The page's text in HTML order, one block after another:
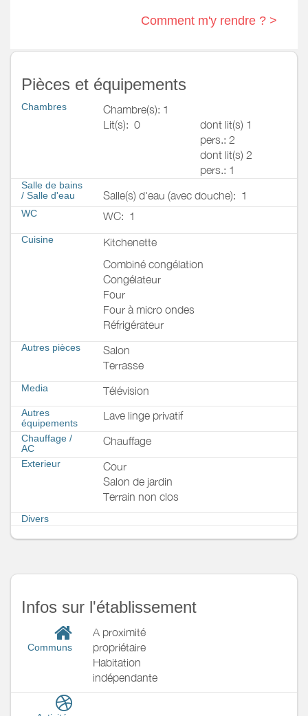
Comment m'y rendre ? >
Pièces et équipements
Chambres
Chambre(s): 1
Lit(s): 0
dont lit(s) 1
pers.: 2
dont lit(s) 2
pers.: 1
Salle de bains
/ Salle d'eau Salle(s) d'eau (avec douche): 1
WC WC: 1
Cuisine
Kitchenette
Combiné congélation
Congélateur
Four
Four à micro ondes
Réfrigérateur
Autres pièces
Salon
Terrasse
Media Télévision
Autres
équipements
Lave linge privatif
Chauffage /
AC
Chauffage
Exterieur
Cour
Salon de jardin
Terrain non clos
Divers
Infos sur l'établissement
Communs
A proximité
propriétaire
Habitation
indépendante